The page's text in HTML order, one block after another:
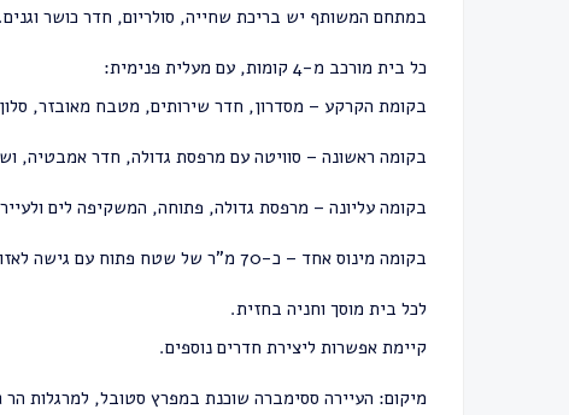
במתחם המשותף יש בריכת שחייה, סולריום, חדר כושר וגנים.
כל בית מורכב מ-4 קומות, עם מעלית פנימית:
בקומת הקרקע – מסדרון, חדר שירותים, מטבח מאובזר,
בקומה ראשונה – סוויטה עם מרפסת גדולה, חדר אמבטיה,
בקומה עליונה – מרפסת גדולה, פתוחה, המשקיפה לים
בקומה מינוס אחד – כ-70 מ"ר של שטח פתוח עם גישה לאזור חיצוני פרטי (גינה).
לכל בית מוסך וחניה בחזית.
קיימת אפשרות ליצירת חדרים נוספים.
מיקום: העיירה ססימברה שוכנת במפרץ סטובל, למרגלות הר Serra da Arrábida, רכס הרים בין Setúbal ו-Sesimbra.